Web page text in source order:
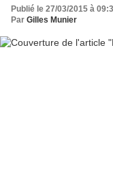
Publié le 27/03/2015 à
Par Gilles Munier